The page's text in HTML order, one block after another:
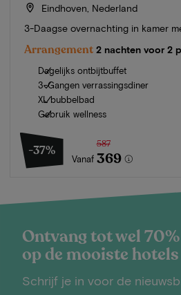
Eindhoven, Nederland
3-Daagse overnachting in kamer
Arrangement 2 nachten voor 2
Dagelijks ontbijtbuffet
3-Gangen verrassingsdiner
XL bubbelbad
Gebruik wellness
-37%
Vanaf
587
369
Ontvang tot wel
op de mooiste hotels
Schrijf je in voor de